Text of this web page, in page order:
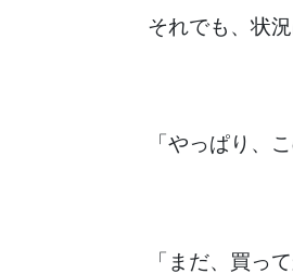
それでも、状況
「やっぱり、こ
「まだ、買って